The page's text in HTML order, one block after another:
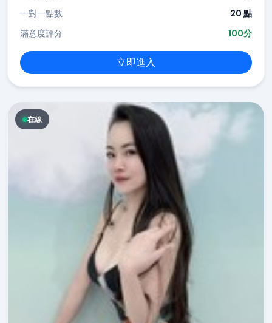
一對一點數
20 點
滿意度評分
100分
立即進入
在線